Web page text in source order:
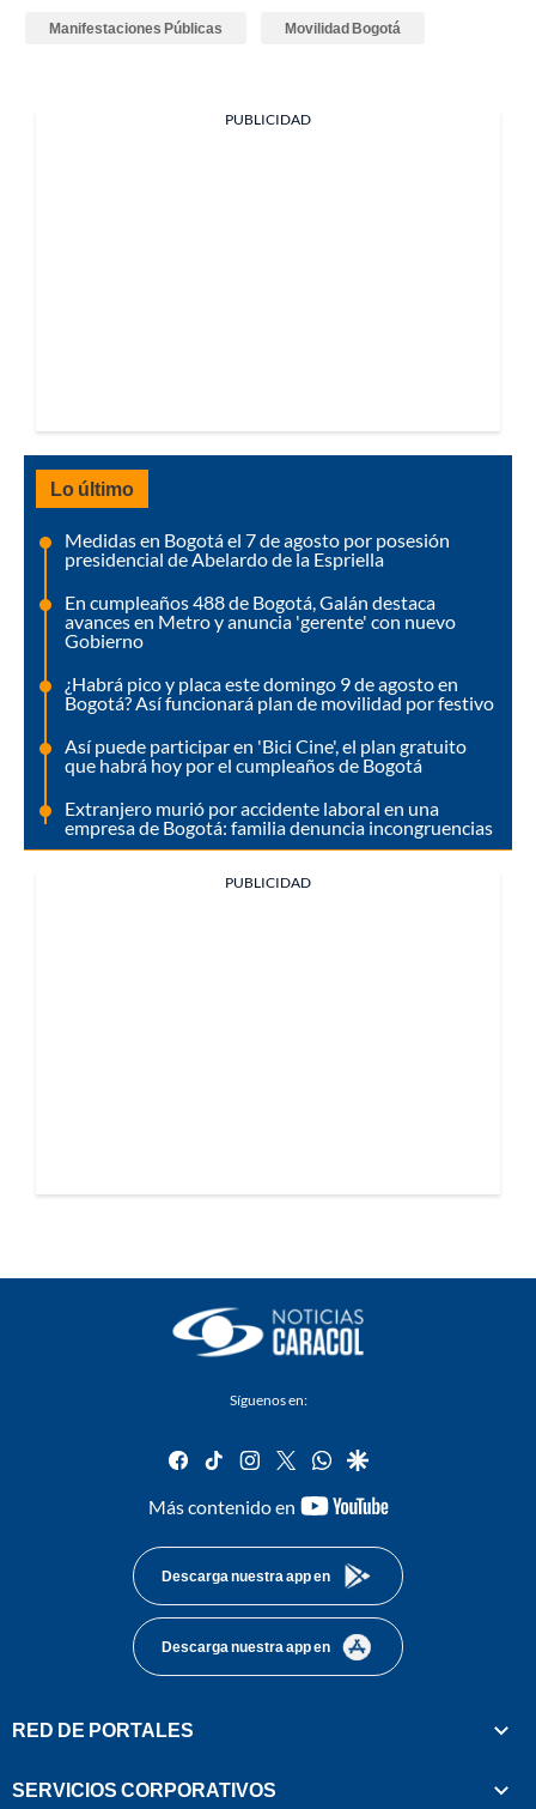
Manifestaciones Públicas Movilidad Bogotá
PUBLICIDAD
Lo último
Medidas en Bogotá el 7 de agosto por posesión
presidencial de Abelardo de la Espriella
En cumpleaños 488 de Bogotá, Galán destaca
avances en Metro y anuncia 'gerente' con nuevo
Gobierno
¿Habrá pico y placa este domingo 9 de agosto en
Bogotá? Así funcionará plan de movilidad por festivo
Así puede participar en 'Bici Cine', el plan gratuito
que habrá hoy por el cumpleaños de Bogotá
Extranjero murió por accidente laboral en una
empresa de Bogotá: familia denuncia incongruencias
PUBLICIDAD
Síguenos en:
facebook
tiktok instagram
twitterwhatsapp
google
Más contenido en
youtube-
Descarga nuestra app en
Descarga nuestra app en
RED DE PORTALES
SERVICIOS CORPORATIVOS